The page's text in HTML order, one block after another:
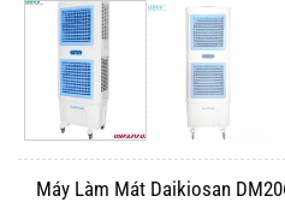
Máy Làm Mát Daikiosan